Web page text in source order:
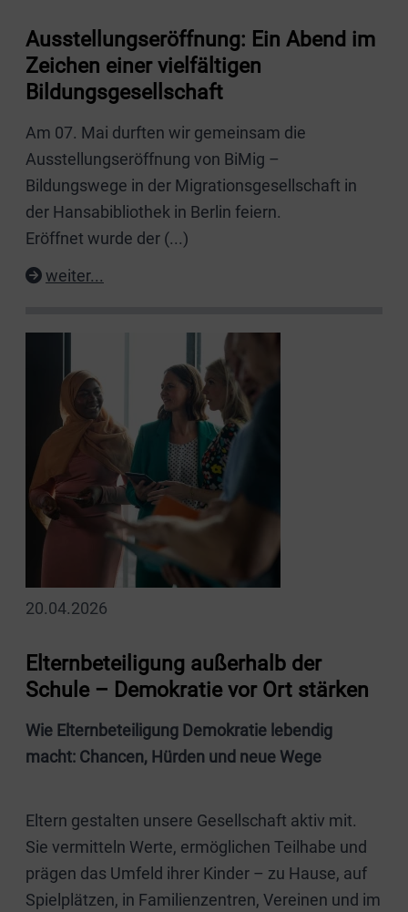
Ausstellungseröffnung: Ein Abend im
Zeichen einer vielfältigen
Bildungsgesellschaft
Am 07. Mai durften wir gemeinsam die
Ausstellungseröffnung von BiMig –
Bildungswege in der Migrationsgesellschaft in
der Hansabibliothek in Berlin feiern.
Eröffnet wurde der (...)
weiter...
20.04.2026
Elternbeteiligung außerhalb der
Schule – Demokratie vor Ort stärken
Wie Elternbeteiligung Demokratie lebendig
macht: Chancen, Hürden und neue Wege
Eltern gestalten unsere Gesellschaft aktiv mit.
Sie vermitteln Werte, ermöglichen Teilhabe und
prägen das Umfeld ihrer Kinder – zu Hause, auf
Spielplätzen, in Familienzentren, Vereinen und im